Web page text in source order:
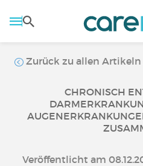
Zurück zu allen
CHRONISCH
Veröffentlicht am